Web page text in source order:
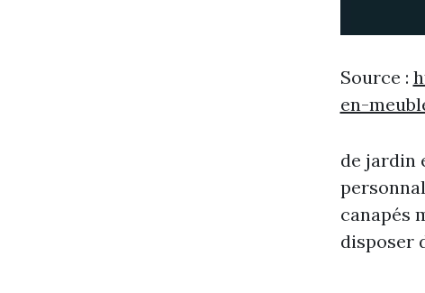
Source :
en-
de jardin
canapés
disposer